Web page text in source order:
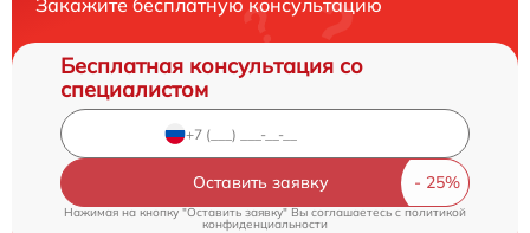
Закажите бесплатную консультацию
Бесплатная консультация со
специалистом
Оставить заявку
Нажимая на кнопку "Оставить заявку" Вы соглашаетесь cполитикой
конфиденциальности